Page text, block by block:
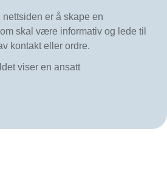
er å skape en
skal være informativ og lede til
kontakt eller ordre.‌